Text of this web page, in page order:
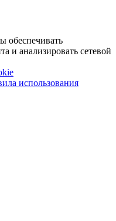
обеспечивать
и анализировать сетевой
использования